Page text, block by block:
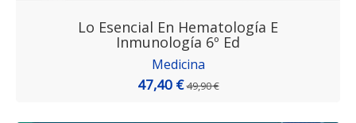
Lo Esencial En Hematología E
Inmunología 6º Ed
Medicina
47,40 €49,90 €